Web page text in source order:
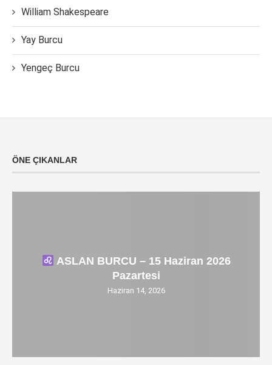
William Shakespeare
Yay Burcu
Yengeç Burcu
ÖNE ÇIKANLAR
ASLAN BURCU – 15 Haziran 2026
Pazartesi
Haziran 14, 2026